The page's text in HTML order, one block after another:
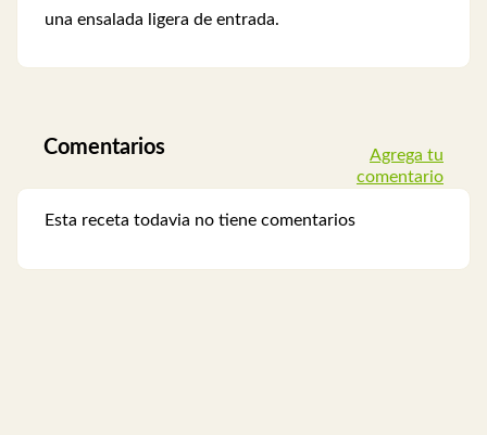
una ensalada ligera de entrada.
Comentarios
Agrega tu
comentario
Esta receta todavia no tiene comentarios